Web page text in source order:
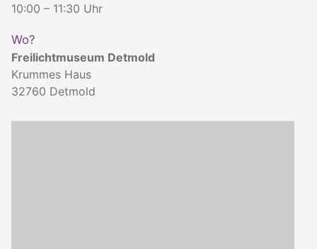
10:00 – 11:30 Uhr
Wo?
Freilichtmuseum Detmold
Krummes Haus
32760 Detmold